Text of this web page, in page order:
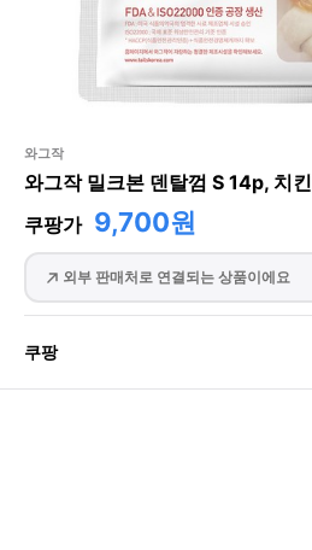
와그작
와그작 밀크본 덴탈껌 S 14p, 치킨
쿠팡가 9,700원
외부 판매처로 연결되는 상품이에요
쿠팡